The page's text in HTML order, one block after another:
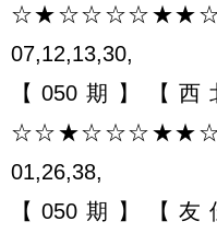
07,12,13,30,
【050期】【
01,26,38,
【050期】【